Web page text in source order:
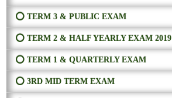
⭕ TERM 3 & PUBLIC EXAM
⭕ TERM 2 & HALF YEARLY EXAM 2019
⭕ TERM 1 & QUARTERLY EXAM
⭕ 3RD MID TERM EXAM